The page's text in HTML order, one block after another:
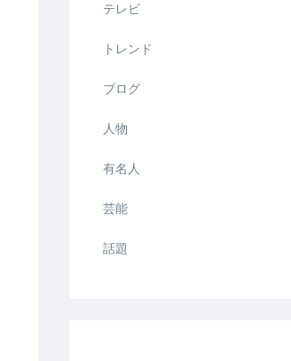
テレビ
トレンド
ブログ
人物
有名人
芸能
話題